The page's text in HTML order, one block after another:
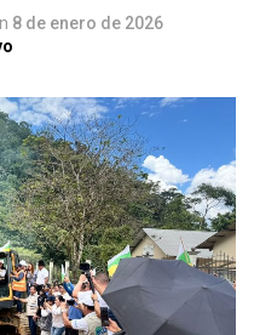
8 de enero de 2026